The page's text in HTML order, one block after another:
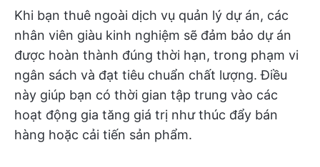
Khi bạn thuê ngoài dịch vụ quản lý dự án, các
nhân viên giàu kinh nghiệm sẽ đảm bảo dự án
được hoàn thành đúng thời hạn, trong phạm vi
ngân sách và đạt tiêu chuẩn chất lượng. Điều
này giúp bạn có thời gian tập trung vào các
hoạt động gia tăng giá trị như thúc đẩy bán
hàng hoặc cải tiến sản phẩm.